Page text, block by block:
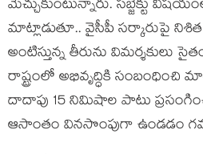
మెచ్చుకుంటున్నారు. స‌బ్జెక్టు
మాట్లాడుతూ.. వైసీపీ స‌ర్కారుపై నిశిత
అంటిస్తున్న తీరును విమ‌ర్శ‌కులు
రాష్ట్రంలో అభివృద్ధికి
దాదాపు 15 నిమిషాల పాటు
ఆసాంతం విన‌సొంపుగా ఉండ‌డం